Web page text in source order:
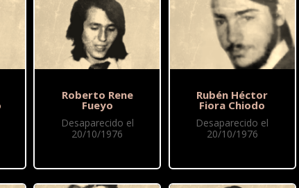
Roberto Rene
Fueyo
Desaparecido el
20/10/1976
Rubén Héctor
Fiora Chiodo
Desaparecido el
20/10/1976